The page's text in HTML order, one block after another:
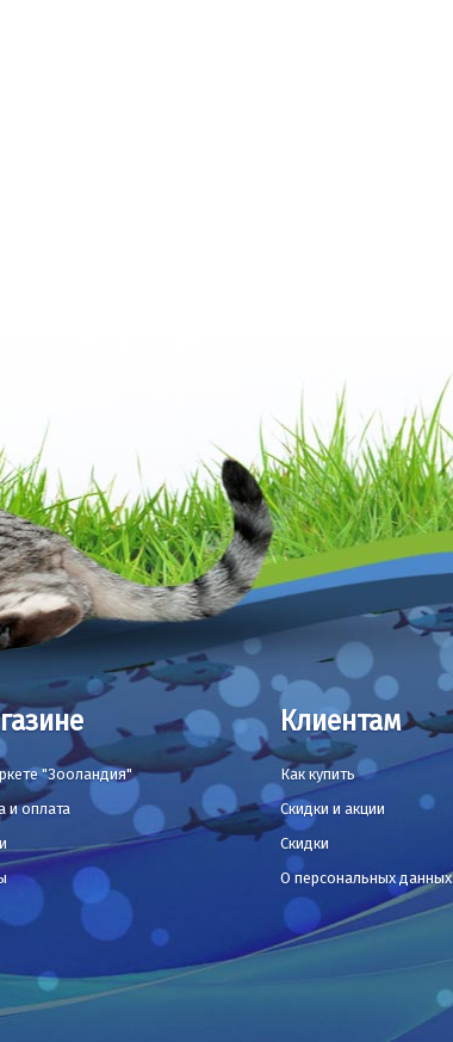
"Зооландия"
и оплата
Клиентам
Как купить
Скидки и акции
Скидки
О персональных данных